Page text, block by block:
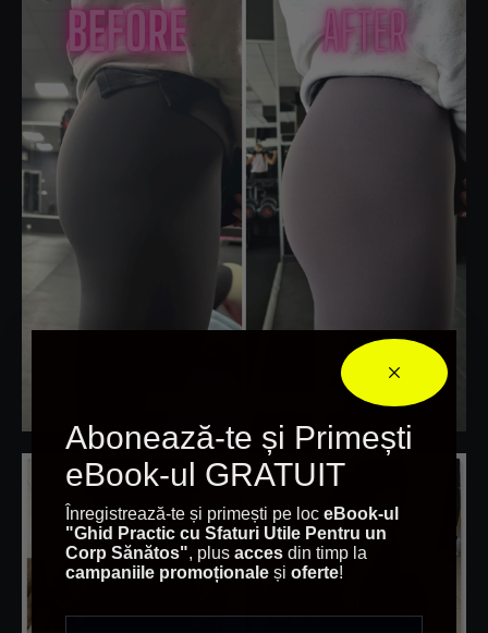
Abonează-te și Primești
eBook-ul GRATUIT
Înregistrează-te și primești pe loc eBook-ul
"Ghid Practic cu Sfaturi Utile Pentru un
Corp Sănătos", plus acces din timp la
campaniile promoționale și oferte!